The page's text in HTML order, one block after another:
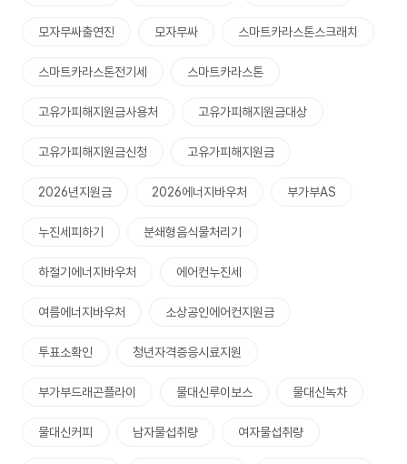
모자무싸출연진 모자무싸 스마트카라스톤스크래치
스마트카라스톤전기세 스마트카라스톤
고유가피해지원금사용처 고유가피해지원금대상
고유가피해지원금신청 고유가피해지원금
2026년지원금 2026에너지바우처 부가부AS
누진세피하기 분쇄형음식물처리기
하절기에너지바우처 에어컨누진세
여름에너지바우처 소상공인에어컨지원금
투표소확인 청년자격증응시료지원
부가부드래곤플라이 물대신루이보스 물대신녹차
물대신커피 남자물섭취량 여자물섭취량